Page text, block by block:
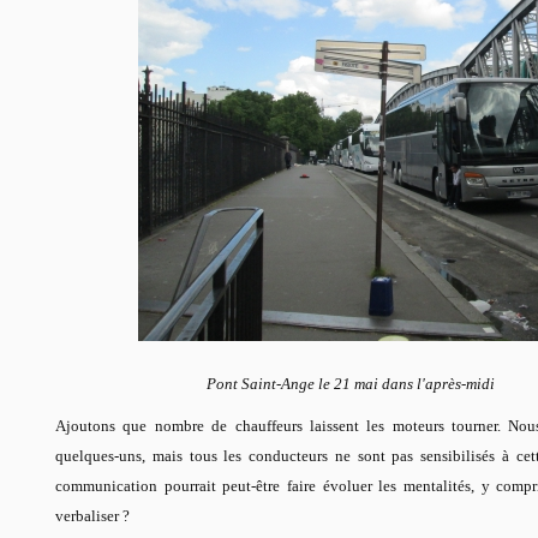
Pont Saint-Ange le 21 mai dans l'après-midi
Ajoutons que nombre de chauffeurs laissent les moteurs tourner.
quelques-uns, mais tous les conducteurs ne sont pas sensibilisés à
communication pourrait peut-être faire évoluer les mentalités, y
verbaliser ?